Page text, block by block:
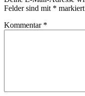
Felder sind mit * markiert
Kommentar *